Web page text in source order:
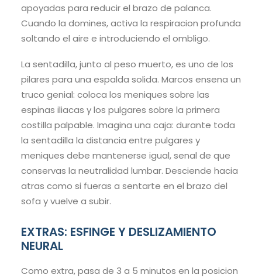
apoyadas para reducir el brazo de palanca.
Cuando la domines, activa la respiracion profunda
soltando el aire e introduciendo el ombligo.
La sentadilla, junto al peso muerto, es uno de los
pilares para una espalda solida. Marcos ensena un
truco genial: coloca los meniques sobre las
espinas iliacas y los pulgares sobre la primera
costilla palpable. Imagina una caja: durante toda
la sentadilla la distancia entre pulgares y
meniques debe mantenerse igual, senal de que
conservas la neutralidad lumbar. Desciende hacia
atras como si fueras a sentarte en el brazo del
sofa y vuelve a subir.
EXTRAS: ESFINGE Y DESLIZAMIENTO
NEURAL
Como extra, pasa de 3 a 5 minutos en la posicion